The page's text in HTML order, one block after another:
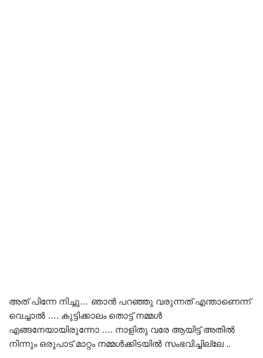
അത് പിന്നേ നിച്ചു… ഞാൻ പറഞ്ഞു വരുന്നത് എന്താണെന്ന്
വെച്ചാൽ …. കുട്ടിക്കാലം തൊട്ട് നമ്മൾ
എങ്ങനേയായിരുന്നോ …. നാളിതു വരേ ആയിട്ട് അതിൽ
നിന്നും ഒരുപാട് മാറ്റം നമ്മൾക്കിടയിൽ സംഭവിച്ചില്ലേ ..